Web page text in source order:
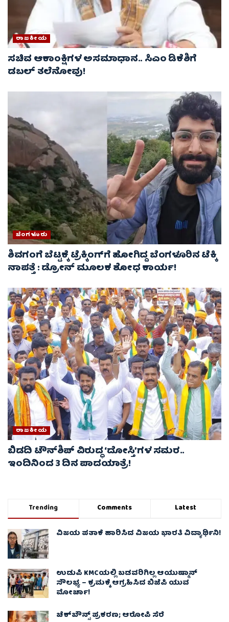
ರಾಜಕೀಯ
ಸಚಿವ ಆಕಾಂಕ್ಷಿಗಳ ಅಸಮಾಧಾನ.. ಸಿಎಂ ಡಿಕೆಶಿಗೆ
ಡಬಲ್ ತಲೆನೋವು!
ಬೆಂಗಳೂರು
ಶಿವಗಂಗೆ ಬೆಟ್ಟಕ್ಕೆ ಟ್ರೆಕ್ಕಿಂಗ್‌ಗೆ ಹೋಗಿದ್ದ ಬೆಂಗಳೂರಿನ ಟೆಕ್ಕಿ
ನಾಪತ್ತೆ : ಡ್ರೋನ್ ಮೂಲಕ ಶೋಧ ಕಾರ್ಯ!
ರಾಜಕೀಯ
ಬಿಡದಿ ಟೌನ್‌ಶಿಪ್ ವಿರುದ್ಧ ‘ದೋಸ್ತಿ’ಗಳ ಸಮರ..
ಇಂದಿನಿಂದ 3 ದಿನ ಪಾದಯಾತ್ರೆ!
Trending Comments Latest
ವಿಜಯ ಪತಾಕೆ ಹಾರಿಸಿದ ವಿಜಯ ಭಾರತಿ ವಿದ್ಯಾರ್ಥಿನಿ!
ಉಡುಪಿ KMCಯಲ್ಲಿ ಬಡವರಿಗಿಲ್ಲ ಆಯುಷ್ಮಾನ್
ಸೌಲಭ್ಯ – ಕ್ರಮಕ್ಕೆ ಆಗ್ರಹಿಸಿದ ಬಿಜೆಪಿ ಯುವ
ಮೋರ್ಚಾ!
ಚೆಕ್​ಬೌನ್ಸ್​ ಪ್ರಕರಣ; ಆರೋಪಿ ಸೆರೆ